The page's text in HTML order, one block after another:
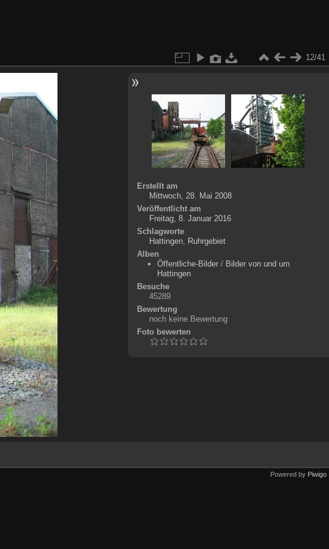
12/41
Erstellt am
Mittwoch, 28. Mai 2008
Veröffentlicht am
Freitag, 8. Januar 2016
Schlagworte
Hattingen, Ruhrgebiet
Alben
Öffentliche-Bilder/ Bilder von und um
Hattingen
Besuche
45289
Bewertung
noch keine Bewertung
Foto bewerten
Powered by Piwigo